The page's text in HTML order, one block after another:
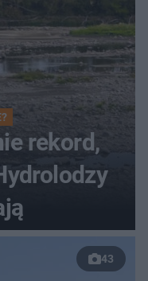
rekord,
43